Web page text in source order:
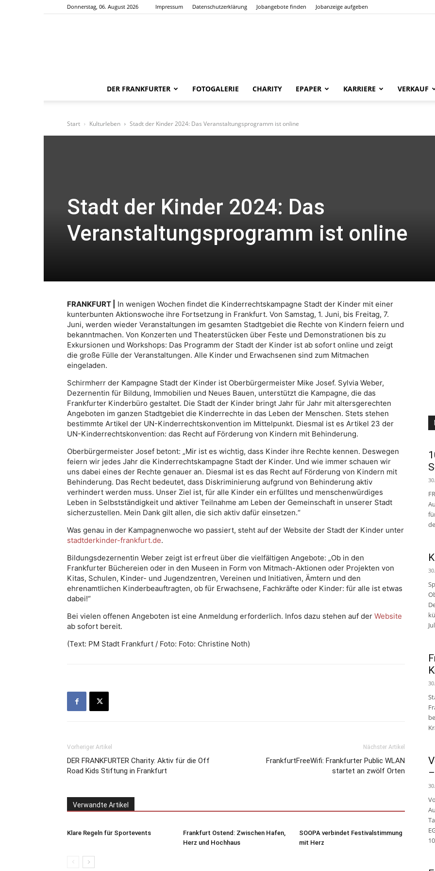
Donnerstag, 06. August 2026 Impressum Datenschutzerklärung Jobangebote finden Jobanzeige aufgeben
DER FRANKFURTER FOTOGALERIE CHARITY EPAPER KARRIERE VERKAUF
Start Kulturleben Stadt der Kinder 2024: Das Veranstaltungsprogramm ist online
Stadt der Kinder 2024: Das
Veranstaltungsprogramm ist online
FRANKFURT |
In wenigen Wochen findet die Kinderrechtskampagne Stadt der Kinder mit einer
kunterbunten Aktionswoche ihre Fortsetzung in Frankfurt. Von Samstag, 1. Juni, bis Freitag, 7.
Juni, werden wieder Veranstaltungen im gesamten Stadtgebiet die Rechte von Kindern feiern und
bekanntmachen. Von Konzerten und Theaterstücken über Feste und Demonstrationen bis zu
Exkursionen und Workshops: Das Programm der Stadt der Kinder ist ab sofort online und zeigt
die große Fülle der Veranstaltungen. Alle Kinder und Erwachsenen sind zum Mitmachen
eingeladen.
Schirmherr der Kampagne Stadt der Kinder ist Oberbürgermeister Mike Josef. Sylvia Weber,
Dezernentin für Bildung, Immobilien und Neues Bauen, unterstützt die Kampagne, die das
Frankfurter Kinderbüro gestaltet. Die Stadt der Kinder bringt Jahr für Jahr mit altersgerechten
Angeboten im ganzen Stadtgebiet die Kinderrechte in das Leben der Menschen. Stets stehen
bestimmte Artikel der UN-Kinderrechtskonvention im Mittelpunkt. Diesmal ist es Artikel 23 der
UN-Kinderrechtskonvention: das Recht auf Förderung von Kindern mit Behinderung.
Oberbürgermeister Josef betont: „Mir ist es wichtig, dass Kinder ihre Rechte kennen. Deswegen
feiern wir jedes Jahr die Kinderrechtskampagne Stadt der Kinder. Und wie immer schauen wir
uns dabei eines der Rechte genauer an. Diesmal ist es das Recht auf Förderung von Kindern mit
Behinderung. Das Recht bedeutet, dass Diskriminierung aufgrund von Behinderung aktiv
verhindert werden muss. Unser Ziel ist, für alle Kinder ein erfülltes und menschenwürdiges
Leben in Selbstständigkeit und aktiver Teilnahme am Leben der Gemeinschaft in unserer Stadt
sicherzustellen. Mein Dank gilt allen, die sich aktiv dafür einsetzen.“
Was genau in der Kampagnenwoche wo passiert, steht auf der Website der Stadt der Kinder unter
stadtderkinder-frankfurt.de.
Bildungsdezernentin Weber zeigt ist erfreut über die vielfältigen Angebote: „Ob in den
Frankfurter Büchereien oder in den Museen in Form von Mitmach-Aktionen oder Projekten von
Kitas, Schulen, Kinder- und Jugendzentren, Vereinen und Initiativen, Ämtern und den
ehrenamtlichen Kinderbeauftragten, ob für Erwachsene, Fachkräfte oder Kinder: für alle ist etwas
dabei!“
Bei vielen offenen Angeboten ist eine Anmeldung erforderlich. Infos dazu stehen auf der Website
ab sofort bereit.
(Text: PM Stadt Frankfurt / Foto: Foto: Christine Noth)
Vorheriger Artikel
DER FRANKFURTER Charity: Aktiv für die Off
Road Kids Stiftung in Frankfurt
Nächster Artikel
FrankfurtFreeWifi: Frankfurter Public WLAN
startet an zwölf Orten
Verwandte Artikel
Klare Regeln für Sportevents
Frankfurt Ostend: Zwischen Hafen,
Herz und Hochhaus
SOOPA verbindet Festivalstimmung
mit Herz